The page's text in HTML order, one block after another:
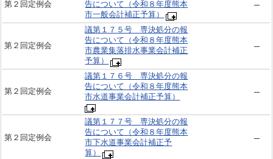
第２回定例会
告について（令和８年度熊本
市一般会計補正予算）
第２回定例会
議第１７５号 専決処分の報
告について（令和８年度熊本
市農業集落排水事業会計補正
予算）
第２回定例会
議第１７６号 専決処分の報
告について（令和８年度熊本
市水道事業会計補正予算）
第２回定例会
議第１７７号 専決処分の報
告について（令和８年度熊本
市下水道事業会計補正予
算）